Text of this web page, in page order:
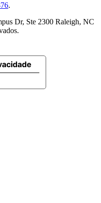
.
Dr, Ste 2300 Raleigh, NC